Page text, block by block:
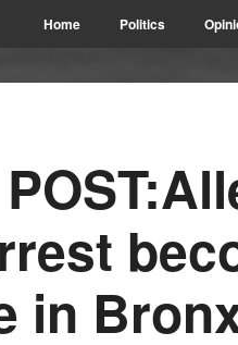
Home Politics
in